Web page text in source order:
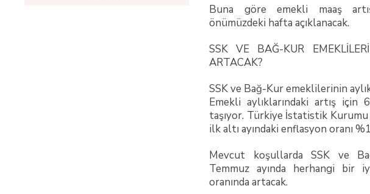
Buna göre emekli maaş
önümüzdeki hafta açıklanacak.
SSK VE BAĞ-KUR
ARTACAK?
SSK ve Bağ-Kur emeklilerinin
Emekli aylıklarındaki artış için
taşıyor. Türkiye İstatistik
ilk altı ayındaki enflasyon oranı
Mevcut koşullarda SSK ve
Temmuz ayında herhangi bir
oranında artacak.